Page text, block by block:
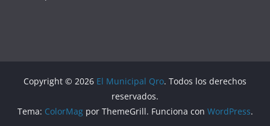
Copyright © 2026 El Municipal Qro. Todos los derechos
reservados.
Tema: ColorMagpor ThemeGrill. Funciona con WordPress.